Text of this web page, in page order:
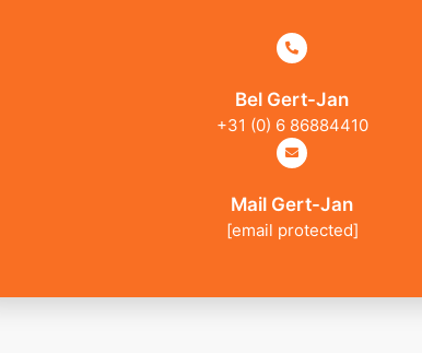
Bel Gert-Jan
+31 (0) 6 86884410
Mail Gert-Jan
[email protected]